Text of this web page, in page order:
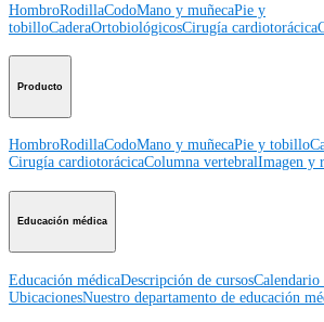
HombroRodillaCodoMano y muñecaPie y
tobilloCaderaOrtobiológicosCirugía cardiotorácica
Producto
HombroRodillaCodoMano y muñecaPie y tobillo
Cirugía cardiotorácicaColumna vertebralImagen y
Educación médica
Educación médicaDescripción de cursosCalendario
UbicacionesNuestro departamento de educación